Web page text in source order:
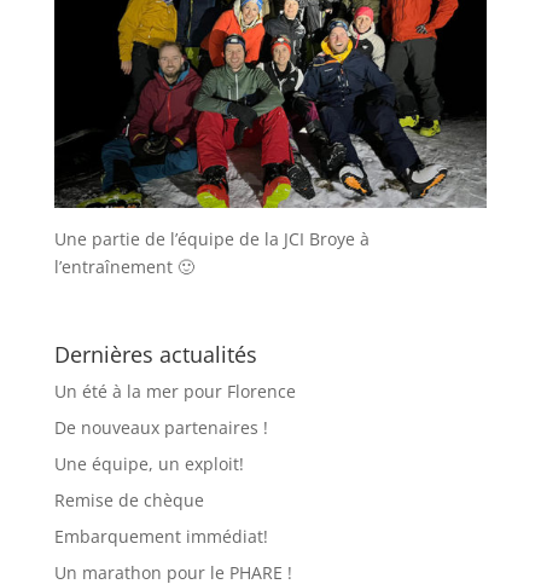
Une partie de l’équipe de la JCI Broye à
l’entraînement 🙂
Dernières actualités
Un été à la mer pour Florence
De nouveaux partenaires !
Une équipe, un exploit!
Remise de chèque
Embarquement immédiat!
Un marathon pour le PHARE !